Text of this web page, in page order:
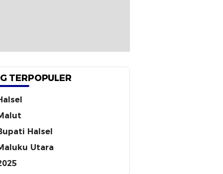
TERPOPULER
Halsel
Utara